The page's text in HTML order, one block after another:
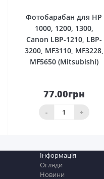
Фотобарабан для HP
1000, 1200, 1300,
Canon LBP-1210, LBP-
3200, MF3110, MF3228,
MF5650 (Mitsubishi)
77.00грн
- +
кошика
Інформація
Огляди
Новини